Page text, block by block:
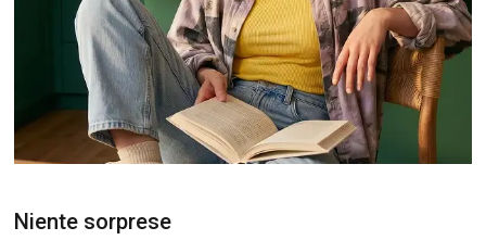
Niente sorprese